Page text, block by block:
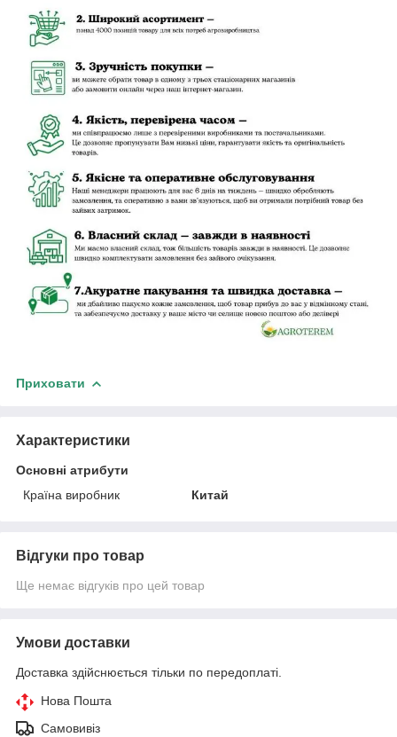
Приховати
Характеристики
Основні атрибути
Країна виробник
Китай
Відгуки про товар
Ще немає відгуків про цей товар
Умови доставки
Доставка здійснюється тільки по передоплаті.
Нова Пошта
Самовивіз